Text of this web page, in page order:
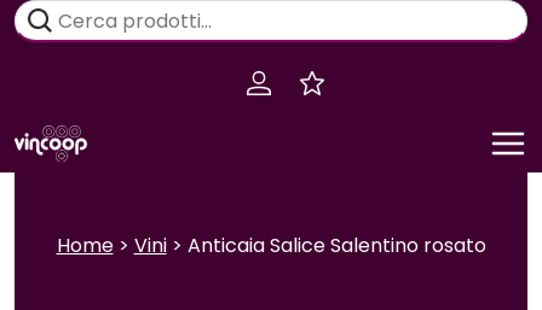
Salta
Cerca:
Home> Vini> Anticaia Salice Salentino rosato